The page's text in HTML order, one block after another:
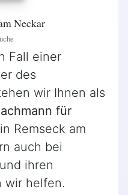
Neckar
Fall einer
des
wir Ihnen als
für
in Remseck am
auch bei
ihren
wir helfen.